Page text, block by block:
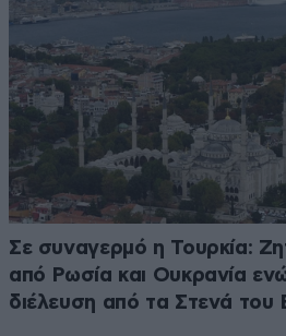
Σε συναγερμό η Τουρκία:
από Ρωσία και Ουκρανία ενώ
διέλευση από τα Στενά